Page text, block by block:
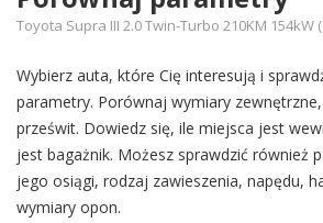
Toyota Supra III 2.0 Twin-Turbo 210KM 154kW
Wybierz auta, które Cię interesują i
parametry. Porównaj wymiary
prześwit. Dowiedz się, ile miejsca jest
jest bagażnik. Możesz sprawdzić również
jego osiągi, rodzaj zawieszenia, napędu,
wymiary opon.